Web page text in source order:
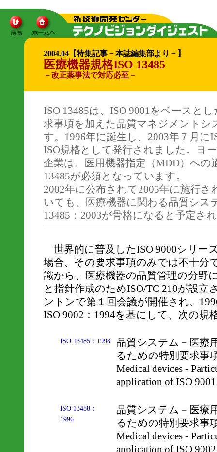
2004.04【特集記事－本誌編集部より－】
医療機器規格ISO 13485
－改正薬事法で対応必至－
ISO 13485は、ISO 9001をベースと
求事項を加えた品質マネジメントシ
す。1996年に誕生し、2003年７月に
ISO規格として発行されました。ヨ
企業は、医用機器指定（MDD）への
13485が必須となっています。
2002年に公布されて2005年に施行
いても、医療機器に関わる品質シス
13485：2003が骨格になると予定さ
世界的に普及したISO 9000シリー
場合、その要求事項のみでは不十分
識から、医療機器の品質管理の分野
と指針作成のためISO/TC 210が設立
ントンで第１回会議が開催され、
ISO 9002：1994を基にして、次の規
ISO 13485：1998
品質システム－医療
るための特別要求事
Medical devices -
application of ISO
ISO 13488：
1996
品質システム－医療
るための特別要求事
Medical devices -
application of ISO